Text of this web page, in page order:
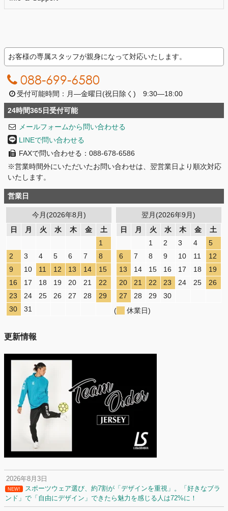
お客様の専属スタッフが親身になって対応いたします。
088-699-6580
受付可能時間：月―金曜日(祝日除く) 9:30―18:00
24時間365日受付可能
メールフォームから問い合わせる
LINEで問い合わせる
FAXで問い合わせる：088-678-6586
※営業時間外にいただいたお問い合わせは、翌営業日より順次対応
いたします。
営業日
今月(2026年8月)
日
月 火 水 木 金
土
1
2
3 4 5 6 7
8
9
10 11 12 13 14
15
16
17 18 19 20 21
22
23
24 25 26 27 28
29
30
31
翌月(2026年9月)
日
月 火 水 木 金
土
1
2 3 4
5
6
7 8 9 10 11
12
13
14 15 16 17 18
19
20
21 22 23 24 25
26
27
28 29
30
(
休業日)
更新情報
2026年8月3日
NEW!
スポーツウェア選び、約7割が「デザインを重視」。「好きなブラ
ンド」で「自由にデザイン」できたら魅力を感じる人は72%に！